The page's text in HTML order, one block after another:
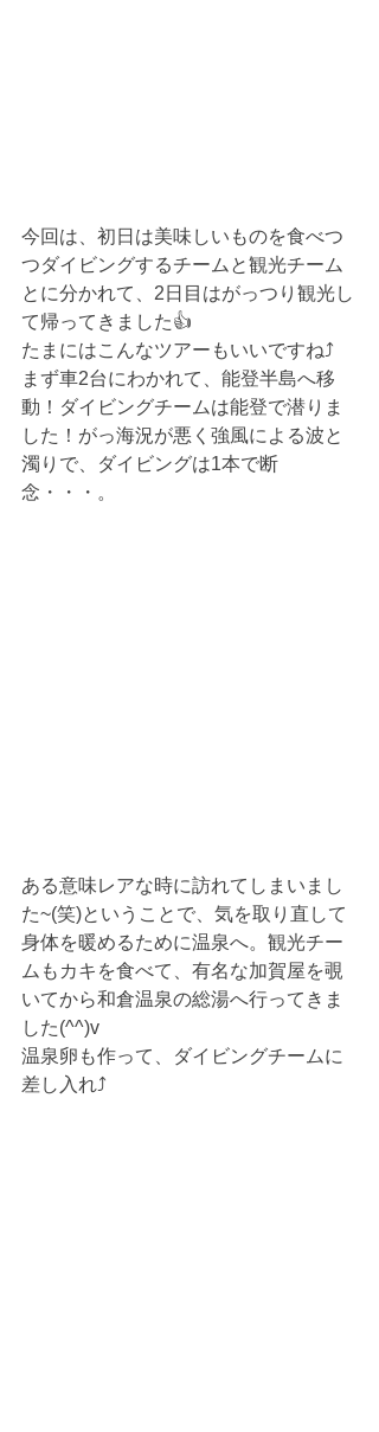
今回は、初日は美味しいものを食べつ
つダイビングするチームと観光チーム
とに分かれて、2日目はがっつり観光し
て帰ってきました👍
たまにはこんなツアーもいいですね⤴
まず車2台にわかれて、能登半島へ移
動！ダイビングチームは能登で潜りま
した！がっ海況が悪く強風による波と
濁りで、ダイビングは1本で断
念・・・。
ある意味レアな時に訪れてしまいまし
た~(笑)ということで、気を取り直して
身体を暖めるために温泉へ。観光チー
ムもカキを食べて、有名な加賀屋を覗
いてから和倉温泉の総湯へ行ってきま
した(^^)v
温泉卵も作って、ダイビングチームに
差し入れ⤴